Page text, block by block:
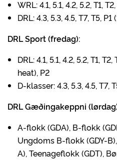
WRL: 4.1, 5.1, 4.2, 5.2, T1,
DRL: 4.3, 5.3, 4.5, T7, T5,
DRL Sport (fredag):
DRL: 4.1, 5.1, 4.2, 5.2, T1,
heat), P2
D-klasser: 4.3, 5.3, 4.5, T7,
DRL Gæðingakeppni
A-flokk (GDA), B-flokk
Ungdoms B-flokk (GDY-
A), Teenageflokk (GDT),